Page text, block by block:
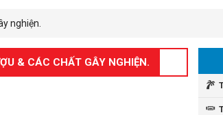
nghiện.
& CÁC CHẤT GÂY NGHIỆN.